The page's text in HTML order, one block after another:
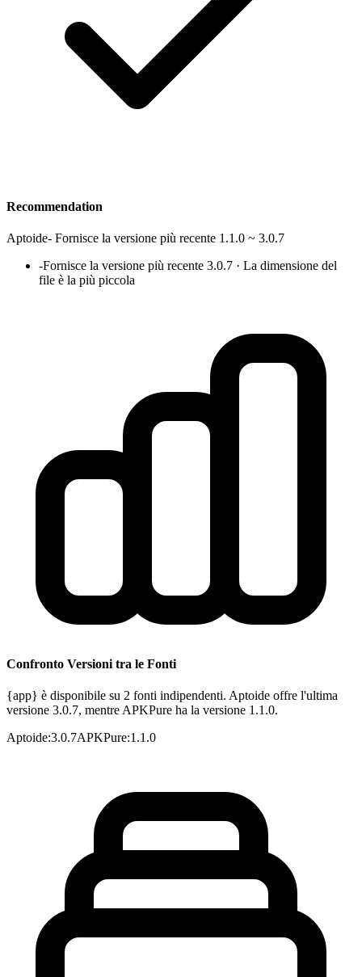
Recommendation
Aptoide- Fornisce la versione più recente 1.1.0 ~ 3.0.7
-Fornisce la versione più recente 3.0.7 · La dimensione del
file è la più piccola
Confronto Versioni tra le Fonti
{app} è disponibile su 2 fonti indipendenti. Aptoide offre l'ultima
versione 3.0.7, mentre APKPure ha la versione 1.1.0.
Aptoide:3.0.7APKPure:1.1.0